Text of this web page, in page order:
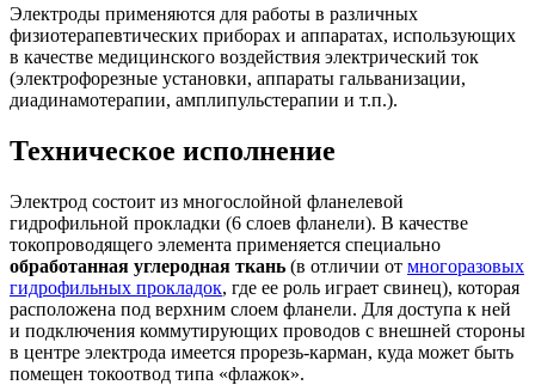
Электроды применяются для работы в различных
физиотерапевтических приборах и аппаратах, использующих
в качестве медицинского воздействия электрический ток
(электрофорезные установки, аппараты гальванизации,
диадинамотерапии, амплипульстерапии и т.п.).
Техническое исполнение
Электрод состоит из многослойной фланелевой
гидрофильной прокладки (6 слоев фланели). В качестве
токопроводящего элемента применяется специально
обработанная углеродная ткань (в отличии от многоразовых
гидрофильных прокладок, где ее роль играет свинец), которая
расположена под верхним слоем фланели. Для доступа к ней
и подключения коммутирующих проводов с внешней стороны
в центре электрода имеется прорезь-карман, куда может быть
помещен токоотвод типа «флажок».